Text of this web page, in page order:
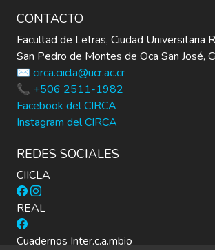
CONTACTO
Facultad de Letras, Ciudad Universitaria
San Pedro de Montes de Oca San José,
✉️ circa.ciicla@ucr.ac.cr
📞 +506 2511-1982
Facebook del CIRCA
Instagram del CIRCA
REDES SOCIALES
CIICLA
REAL
Cuadernos Inter.c.a.mbio